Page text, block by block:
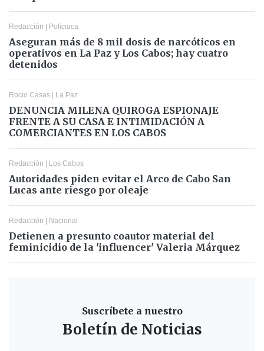
Redacción Policiaca
Aseguran más de 8 mil dosis de narcóticos en
operativos en La Paz y Los Cabos; hay cuatro
detenidos
Rocio Casas La Paz
DENUNCIA MILENA QUIROGA ESPIONAJE
FRENTE A SU CASA E INTIMIDACIÓN A
COMERCIANTES EN LOS CABOS
Redacción Los Cabos
Autoridades piden evitar el Arco de Cabo San
Lucas ante riesgo por oleaje
Redacción Nacional
Detienen a presunto coautor material del
feminicidio de la 'influencer' Valeria Márquez
Suscríbete a nuestro
Boletín de Noticias